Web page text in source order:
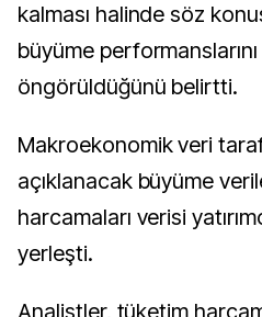
kalması halinde söz
büyüme
öngörüldüğünü belirtti.
Makroekonomik veri
açıklanacak büyüme
harcamaları verisi
yerleşti.
Analistler, tüketim